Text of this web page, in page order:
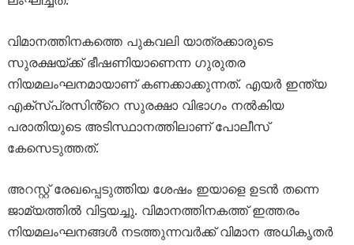
വിമാനത്തിനകത്തെ പുകവലി യാത്രക്കാരുടെ
സുരക്ഷയ്ക്ക് ഭീഷണിയാണെന്ന ഗുരുതര
നിയമലംഘനമായാണ് കണക്കാക്കുന്നത്. എയർ ഇന്ത്യ
എക്സ്പ്രസിൻ്റെ സുരക്ഷാ വിഭാഗം നൽകിയ
പരാതിയുടെ അടിസ്ഥാനത്തിലാണ് പോലീസ്
കേസെടുത്തത്.
അറസ്റ്റ് രേഖപ്പെടുത്തിയ ശേഷം ഇയാളെ ഉടൻ തന്നെ
ജാമ്യത്തിൽ വിട്ടയച്ചു. വിമാനത്തിനകത്ത് ഇത്തരം
നിയമലംഘനങ്ങൾ നടത്തുന്നവർക്ക് വിമാന അധികൃതർ